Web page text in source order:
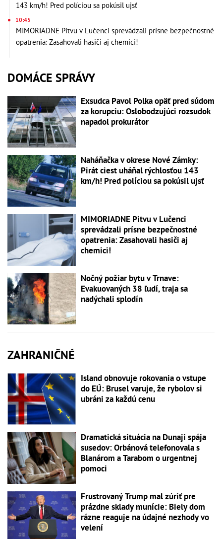
143 km/h! Pred políciou sa pokúsil ujsť
10:45
MIMORIADNE Pitvu v Lučenci sprevádzali prísne bezpečnostné
opatrenia: Zasahovali hasiči aj chemici!
DOMÁCE SPRÁVY
Exsudca Pavol Polka opäť pred súdom
za korupciu: Oslobodzujúci rozsudok
napadol prokurátor
Naháňačka v okrese Nové Zámky:
Pirát ciest uháňal rýchlosťou 143
km/h! Pred políciou sa pokúsil ujsť
MIMORIADNE Pitvu v Lučenci
sprevádzali prísne bezpečnostné
opatrenia: Zasahovali hasiči aj
chemici!
Nočný požiar bytu v Trnave:
Evakuovaných 38 ľudí, traja sa
nadýchali splodín
ZAHRANIČNÉ
Island obnovuje rokovania o vstupe
do EÚ: Brusel varuje, že rybolov si
ubráni za každú cenu
Dramatická situácia na Dunaji spája
susedov: Orbánová telefonovala s
Blanárom a Tarabom o urgentnej
pomoci
Frustrovaný Trump mal zúriť pre
prázdne sklady munície: Biely dom
rázne reaguje na údajné nezhody vo
velení